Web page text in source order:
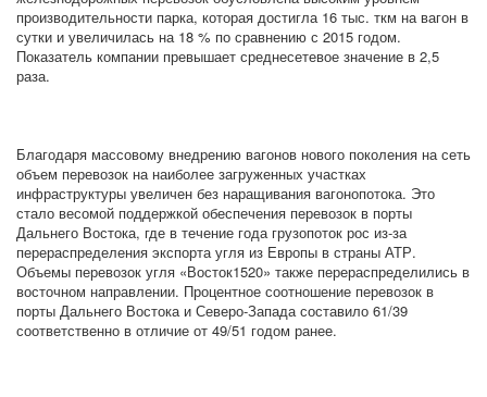
производительности парка, которая достигла 16 тыс. ткм на вагон в
сутки и увеличилась на 18 % по сравнению с 2015 годом.
Показатель компании превышает среднесетевое значение в 2,5
раза.
Благодаря массовому внедрению вагонов нового поколения на сеть
объем перевозок на наиболее загруженных участках
инфраструктуры увеличен без наращивания вагонопотока. Это
стало весомой поддержкой обеспечения перевозок в порты
Дальнего Востока, где в течение года грузопоток рос из-за
перераспределения экспорта угля из Европы в страны АТР.
Объемы перевозок угля «Восток1520» также перераспределились в
восточном направлении. Процентное соотношение перевозок в
порты Дальнего Востока и Северо-Запада составило 61/39
соответственно в отличие от 49/51 годом ранее.